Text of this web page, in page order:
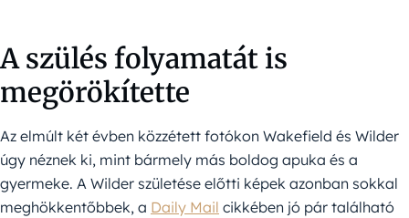
A szülés folyamatát is
megörökítette
Az elmúlt két évben közzétett fotókon Wakefield és Wilder
úgy néznek ki, mint bármely más boldog apuka és a
gyermeke. A Wilder születése előtti képek azonban sokkal
meghökkentőbbek, a Daily Mail cikkében jó pár található